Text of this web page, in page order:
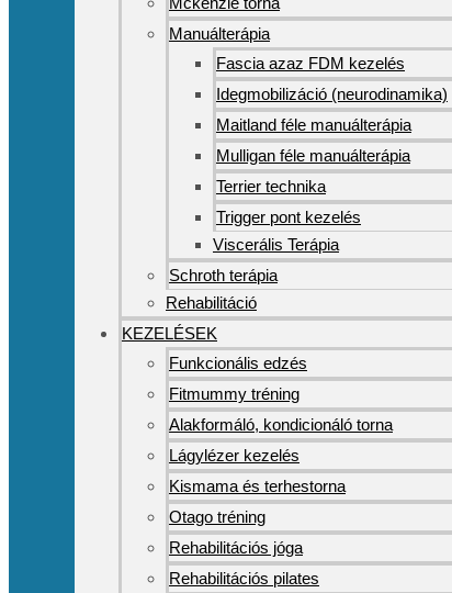
Manuálterápia
Fascia azaz FDM kezelés
Idegmobilizáció (neurodinamika)
Maitland féle manuálterápia
Mulligan féle manuálterápia
Terrier technika
Trigger pont kezelés
Viscerális Terápia
Schroth terápia
Rehabilitáció
KEZELÉSEK
Funkcionális edzés
Fitmummy tréning
Alakformáló, kondicionáló torna
Lágylézer kezelés
Kismama és terhestorna
Otago tréning
Rehabilitációs jóga
Rehabilitációs pilates